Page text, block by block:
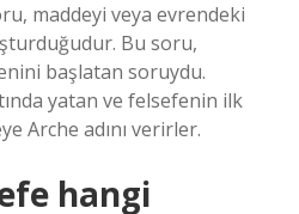
maddeyi veya evrendeki
Bu soru,
başlatan soruydu.
yatan ve felsefenin ilk
Arche adını verirler.
hangi